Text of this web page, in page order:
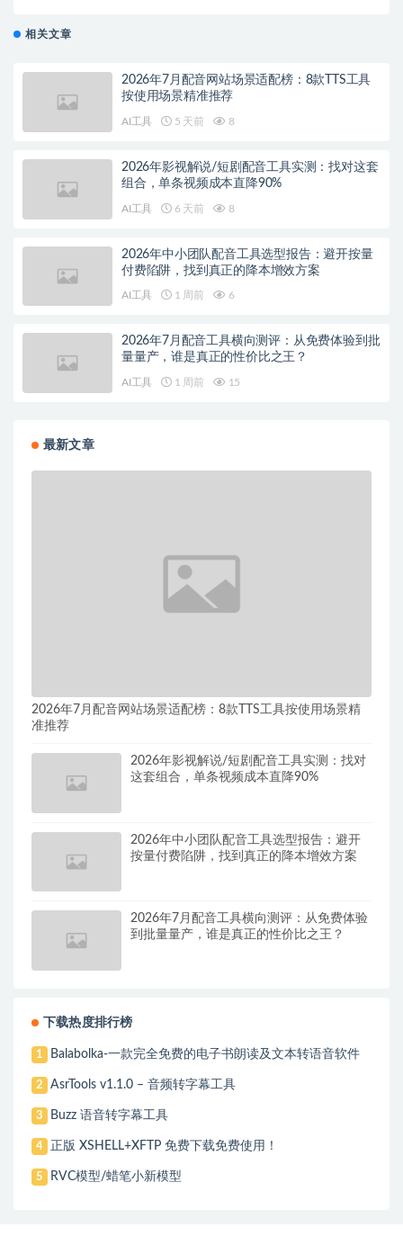
相关文章
2026年7月配音网站场景适配榜：8款TTS工具
按使用场景精准推荐
AI工具 5 天前 8
2026年影视解说/短剧配音工具实测：找对这套
组合，单条视频成本直降90%
AI工具 6 天前 8
2026年中小团队配音工具选型报告：避开按量
付费陷阱，找到真正的降本增效方案
AI工具 1 周前 6
2026年7月配音工具横向测评：从免费体验到批
量量产，谁是真正的性价比之王？
AI工具 1 周前 15
最新文章
2026年7月配音网站场景适配榜：8款TTS工具按使用场景精
准推荐
2026年影视解说/短剧配音工具实测：找对
这套组合，单条视频成本直降90%
2026年中小团队配音工具选型报告：避开
按量付费陷阱，找到真正的降本增效方案
2026年7月配音工具横向测评：从免费体验
到批量量产，谁是真正的性价比之王？
下载热度排行榜
1 Balabolka-一款完全免费的电子书朗读及文本转语音软件
2 AsrTools v1.1.0 – 音频转字幕工具
3 Buzz 语音转字幕工具
4 正版 XSHELL+XFTP 免费下载免费使用！
5 RVC模型/蜡笔小新模型